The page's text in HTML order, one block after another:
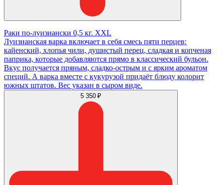
Раки по-луизиански 0,5 кг. XXL
Луизианская варка включает в себя смесь пяти перцев:
кайенский, хлопья чили, душистый перец, сладкая и копченая
паприка, которые добавляются прямо в классический бульон.
Вкус получается пряным, сладко-острым и с ярким ароматом
специй. А варка вместе с кукурузой придаёт блюду колорит
южных штатов. Вес указан в сыром виде.
5 350 ₽